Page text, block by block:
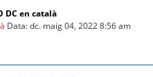
DC en català
Data: dc. maig 04, 2022 8:56 am